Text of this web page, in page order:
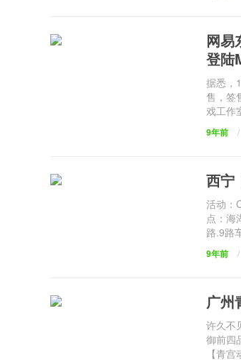
网易
登陆
据悉，
售，签
戏工作
9年前 /
西宁
活动：
点：海
路.9路
9年前 /
广州
许久不
御前四
【青